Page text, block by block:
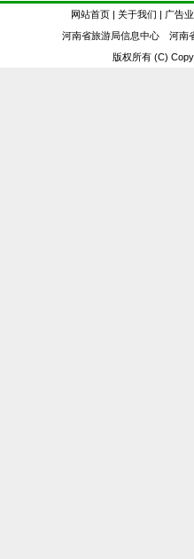
网站首页 | 关于我们 | 广告
河南省旅游局信息中心 河
版权所有 (C)